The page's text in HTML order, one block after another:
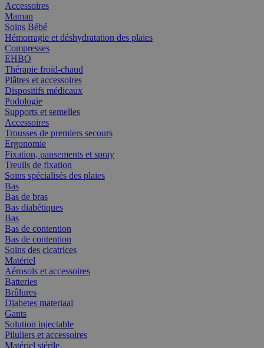
Accessoires
Maman
Soins Bébé
Hémorragie et déshydratation des plaies
Compresses
EHBO
Thérapie froid-chaud
Plâtres et accessoires
Dispositifs médicaux
Podologie
Supports et semelles
Accessoires
Trousses de premiers secours
Ergonomie
Fixation, pansements et spray
Treuils de fixation
Soins spécialisés des plaies
Bas
Bas de bras
Bas diabétiques
Bas
Bas de contention
Bas de contention
Soins des cicatrices
Matériel
Aérosols et accessoires
Batteries
Brûlures
Diabetes materiaal
Gants
Solution injectable
Piluliers et accessoires
Matériel stérile